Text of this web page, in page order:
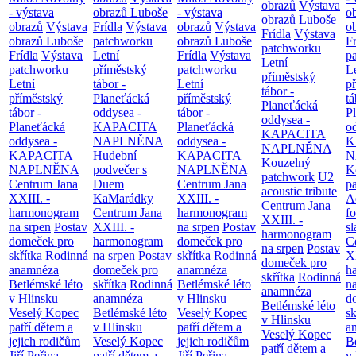
- výstava
obrazů Výstava
obrazů Luboše
Frídla Výstava
patchworku
Letní
příměstský
tábor -
Planeťácká
oddysea -
KAPACITA
NAPLNĚNA
Centrum Jana
XXIII. -
harmonogram
na srpen Postav
domeček pro
skřítka Rodinná
anamnéza
Betlémské léto
v Hlinsku
Veselý Kopec
patří dětem a
jejich rodičům
obrazů Luboše
Frídla Výstava
patchworku
Letní
příměstský
tábor -
Planeťácká
oddysea -
KAPACITA
NAPLNĚNA
Hudební
podvečer s
Duem
KaMarádky
Centrum Jana
XXIII. -
harmonogram
na srpen Postav
domeček pro
skřítka Rodinná
anamnéza
Betlémské léto
v Hlinsku
Veselý Kopec
- výstava
obrazů Výstava
obrazů Luboše
Frídla Výstava
patchworku
Letní
příměstský
tábor -
Planeťácká
oddysea -
KAPACITA
NAPLNĚNA
Centrum Jana
XXIII. -
harmonogram
na srpen Postav
domeček pro
skřítka Rodinná
anamnéza
Betlémské léto
v Hlinsku
Veselý Kopec
patří dětem a
jejich rodičům
obrazů Výstava
obrazů Luboše
Frídla Výstava
patchworku
Letní
příměstský
tábor -
Planeťácká
oddysea -
KAPACITA
NAPLNĚNA
Kouzelný
patchwork U2
acoustic tribute
Centrum Jana
XXIII. -
harmonogram
na srpen Postav
domeček pro
skřítka Rodinná
anamnéza
Betlémské léto
v Hlinsku
Veselý Kopec
patří dětem a